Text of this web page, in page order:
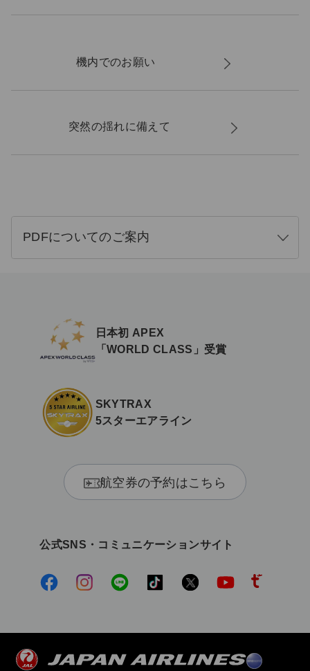
機内でのお願い
突然の揺れに備えて
PDFについてのご案内
日本初 APEX
「WORLD CLASS」受賞
SKYTRAX
5スターエアライン
航空券の予約はこちら
公式SNS・コミュニケーションサイト